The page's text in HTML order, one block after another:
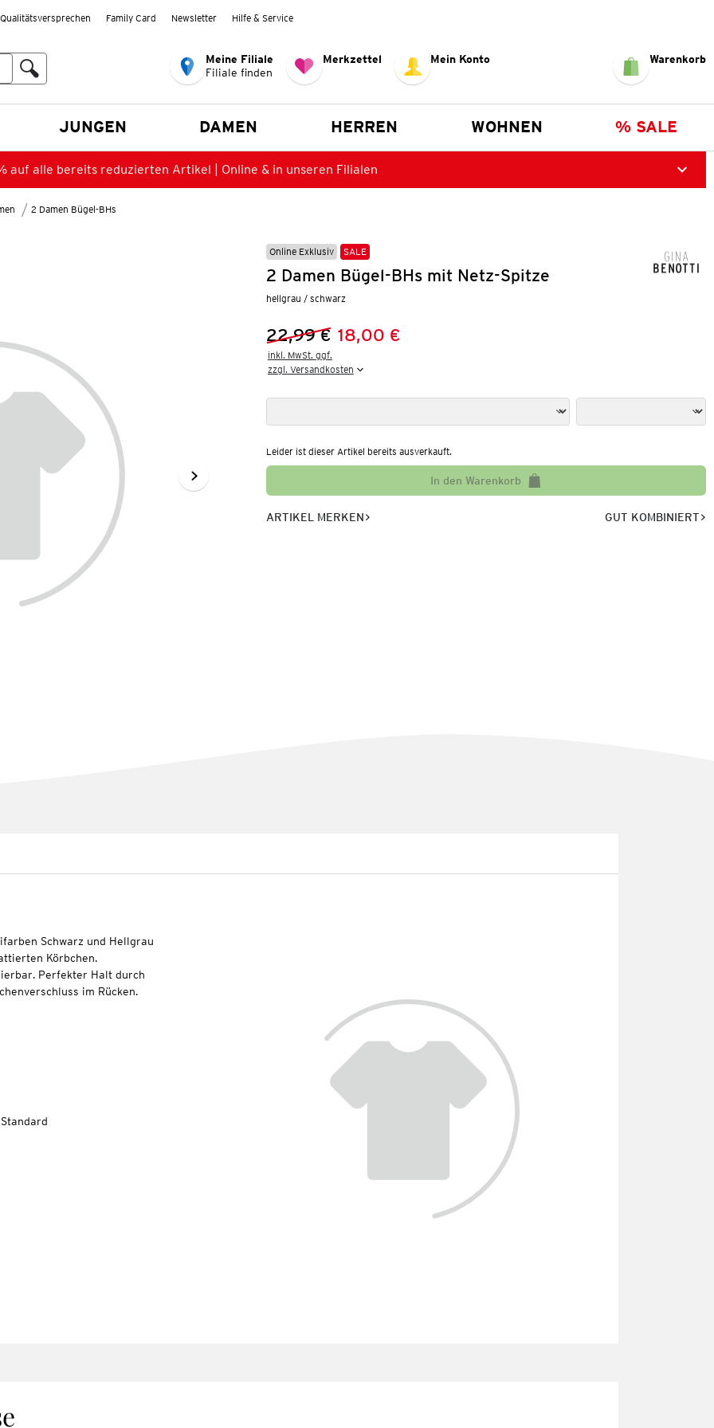
Qualitätsversprechen Family Card Newsletter Hilfe & Service
Meine Filiale
Filiale finden
Merkzettel Mein Konto Warenkorb
JUNGEN DAMEN HERREN WOHNEN % SALE
auf alle bereits reduzierten Artikel | Online & in unseren Filialen
2 Damen Bügel-BHs
Online Exklusiv SALE
2 Damen Bügel-BHs mit Netz-Spitze
hellgrau / schwarz
Vorheriger Preis:
22,99 €
Neuer Preis:18,00 €
inkl. MwSt. ggf.
zzgl. Versandkosten
Leider ist dieser Artikel bereits ausverkauft.
In den Warenkorb
ARTIKEL MERKEN GUT KOMBINIERT
Schwarz und Hellgrau
Körbchen.
Perfekter Halt durch
im Rücken.